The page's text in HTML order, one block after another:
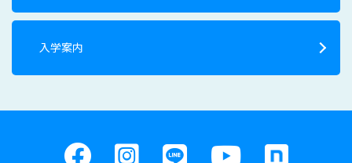
入学案内